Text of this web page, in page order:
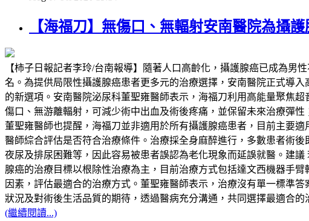
【海福刀】無傷口、無輻射安南醫院為攝
【柿子日報記者李玲/台南報導】隨著人口高齡化，攝護腺癌已成為
名。為提供局限性攝護腺癌患者更多元的治療選擇，安南醫院正式導入
的新選項。安南醫院泌尿科董聖雍醫師表示，海福刀利用高能量聚焦
傷口、無游離輻射，可減少術中出血及術後疼痛，並保留未來治療彈
董聖雍醫師也提醒，海福刀並非適用於所有攝護腺癌患者，目前主要
醫師綜合評估是否符合治療條件。治療採全身麻醉進行，多數患者術
夜尿及排尿困難等，因此容易被患者誤認為老化現象而延誤就醫。建
腺癌的治療目標以根除性治療為主，目前治療方式包括達文西機器手
因素，評估最適合的治療方式。董聖雍醫師表示，治療沒有單一標準
狀況及對術後生活品質的期待，透過醫病充分溝通，共同選擇最適合的
(繼續閱讀...)